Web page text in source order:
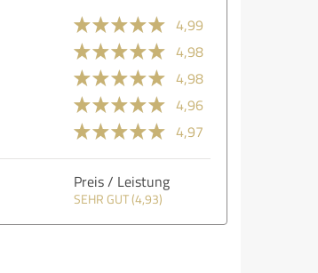
4,99
4,98
4,98
4,96
4,97
Preis / Leistung
SEHR GUT (4,93)